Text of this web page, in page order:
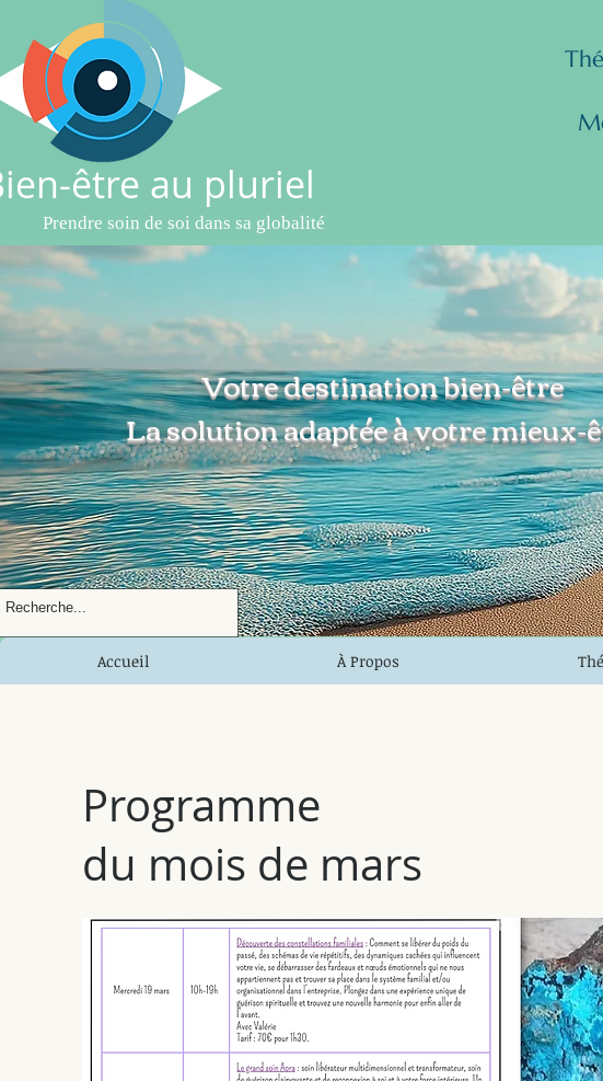
être au pluriel
Prendre soin de soi dans sa globalité
Votre destination bien-être
La solution adaptée à votre mieux-
Accueil À Propos
Programme
du mois de mars